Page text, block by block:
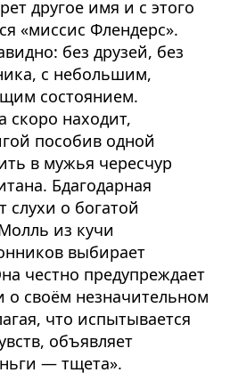
другое имя и с этого
«миссис Флендерс».
без друзей, без
с небольшим,
состоянием.
скоро находит,
пособив одной
в мужья чересчур
Бдагодарная
слухи о богатой
из кучи
выбирает
честно предупреждает
о своём незначительном
что испытывается
объявляет
— тщета».